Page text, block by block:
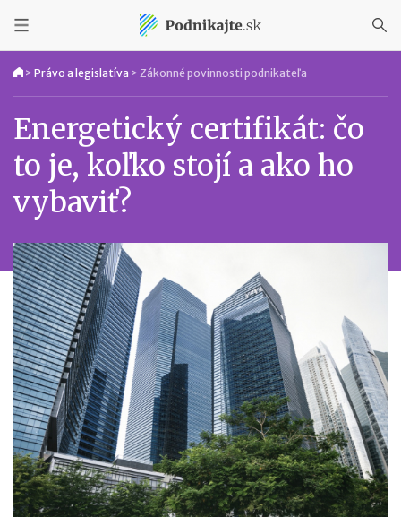
> Právo a legislatíva > Zákonné povinnosti podnikateľa
Energetický certifikát: čo
to je, koľko stojí a ako ho
vybaviť?